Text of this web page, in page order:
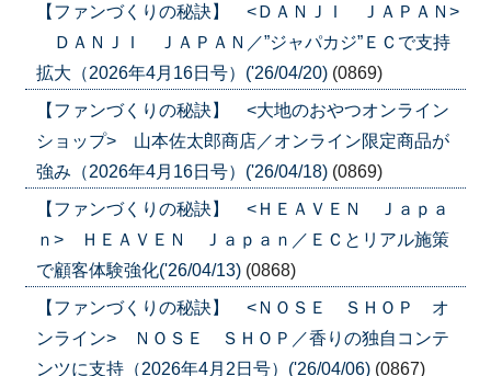
【ファンづくりの秘訣】 <ＤＡＮＪＩ ＪＡＰＡＮ>
ＤＡＮＪＩ ＪＡＰＡＮ／”ジャパカジ”ＥＣで支持
拡大（2026年4月16日号）('26/04/20) (0869)
【ファンづくりの秘訣】 <大地のおやつオンライン
ショップ> 山本佐太郎商店／オンライン限定商品が
強み（2026年4月16日号）('26/04/18) (0869)
【ファンづくりの秘訣】 <ＨＥＡＶＥＮ Ｊａｐａ
ｎ> ＨＥＡＶＥＮ Ｊａｐａｎ／ＥＣとリアル施策
で顧客体験強化('26/04/13) (0868)
【ファンづくりの秘訣】 <ＮＯＳＥ ＳＨＯＰ オ
ンライン> ＮＯＳＥ ＳＨＯＰ／香りの独自コンテ
ンツに支持（2026年4月2日号）('26/04/06) (0867)